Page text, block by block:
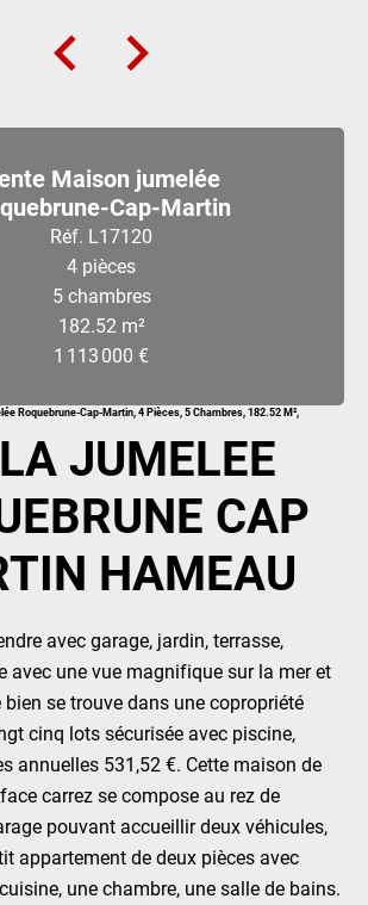
Maison jumelée
Cap-Martin
Réf. L17120
4 pièces
5 chambres
182.52 m²
1 113 000 €
Roquebrune-Cap-Martin, 4 Pièces, 5 Chambres, 182.52 M²,
JUMELEE
CAP
HAMEAU
avec garage, jardin, terrasse,
avec une vue magnifique sur la mer et
bien se trouve dans une copropriété
cinq lots sécurisée avec piscine,
annuelles 531,52 €. Cette maison de
carrez se compose au rez de
pouvant accueillir deux véhicules,
appartement de deux pièces avec
une chambre, une salle de bains.